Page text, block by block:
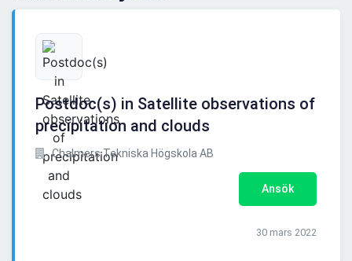
Postdoc(s) in Satellite observations of
precipitation and clouds
Chalmers Tekniska Högskola AB
Ansök
30 mars 2022